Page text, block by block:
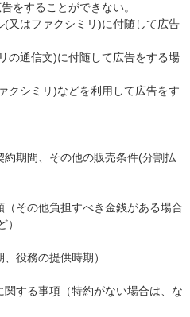
をすることができない。
又はファクシミリ)に付随して広告
の通信文)に付随して広告をする場
クシミリ)などを利用して広告をす
期間、その他の販売条件(分割払
その他負担すべき金銭がある場合
役務の提供時期）
する事項（特約がない場合は、な